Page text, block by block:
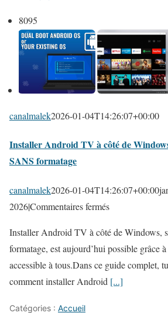
o
l
u
i
o
o
u
n
P
C
n
t
d
é
a
r
A
n
d
r
o
i
8095
canalmalek2026-01-04T14:26:07+00:00
Installer Android TV à côté de
SANS formatage
canalmalek2026-01-04T14:26:07+00:00
2026|Commentaires ferméss
r
I
n
s
Installer Android TV à côté de Windows,
formatage, est aujourd’hui possible grâce
accessible à tous.Dans ce guide complet,
comment installer Android [...]
Catégories : Accueil